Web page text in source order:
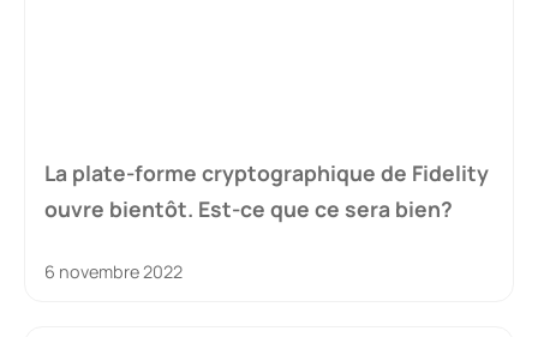
La plate-forme cryptographique de Fidelity
ouvre bientôt. Est-ce que ce sera bien?
6 novembre 2022